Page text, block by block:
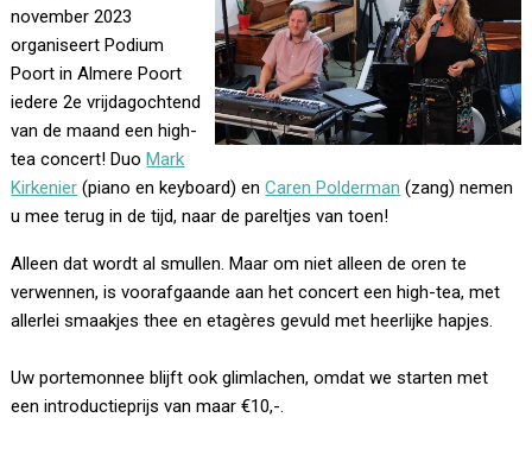
november 2023
organiseert Podium
Poort in Almere Poort
iedere 2e vrijdagochtend
van de maand een high-
tea concert! DuoMark
Kirkenier (piano en keyboard) enCaren Polderman (zang) nemen
u mee terug in de tijd, naar de pareltjes van toen!
Alleen dat wordt al smullen. Maar om niet alleen de oren te
verwennen, is voorafgaande aan het concert een high-tea, met
allerlei smaakjes thee en etagères gevuld met heerlijke hapjes.
Uw portemonnee blijft ook glimlachen, omdat we starten met
een introductieprijs van maar €10,-.